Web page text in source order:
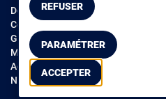
REFUSER
PARAMÉTRER
ACCEPTER
Données personnelles
Cookies
Gérer mes cookies
Mentions légales
Accessibilité : non conforme
Notice d'accessibilité